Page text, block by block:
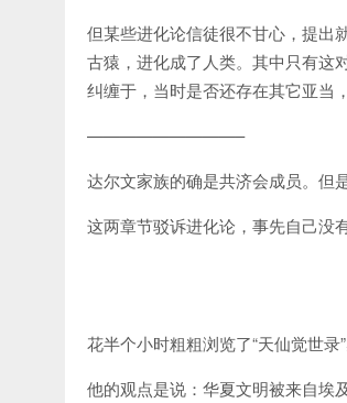
但某些进化论信徒很不甘心，提出
古猿，进化成了人类。其中只有这
纠缠于，当时是否还存在其它亚
—————————–
达尔文家族的确是共济会成员。但
这两章节驳诉进化论，事先自己没
花半个小时粗粗浏览了“天仙觉世录
他的观点是说：华夏文明被来自埃